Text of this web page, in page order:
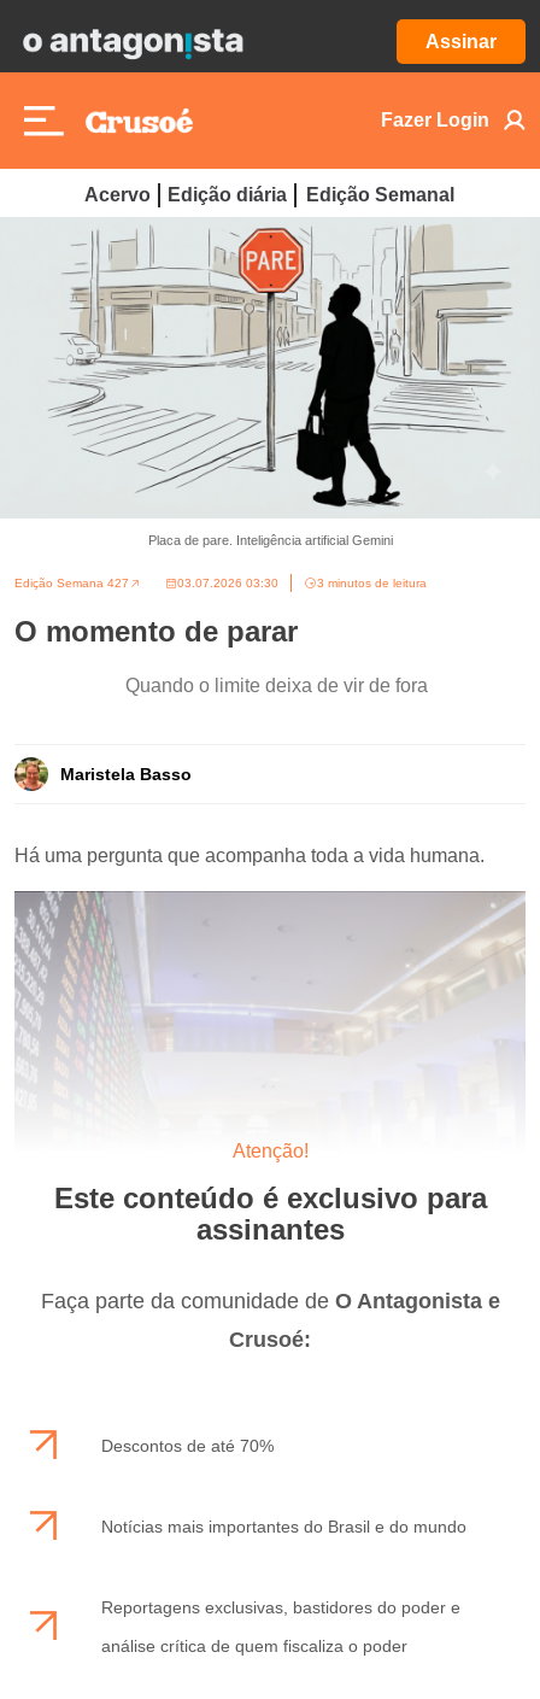
Assinar
Fazer Login
Acervo Edição diária Edição Semanal
Placa de pare. Inteligência artificial Gemini
Edição Semana 427 03.07.2026 03:30 3 minutos de leitura
O momento de parar
Quando o limite deixa de vir de fora
Maristela Basso
Atenção!
Este conteúdo é exclusivo para
assinantes
Faça parte da comunidade de O Antagonista e
Crusoé:
Descontos de até 70%
Notícias mais importantes do Brasil e do mundo
Reportagens exclusivas, bastidores do poder e
análise crítica de quem fiscaliza o poder
Há uma pergunta que acompanha toda a vida humana.